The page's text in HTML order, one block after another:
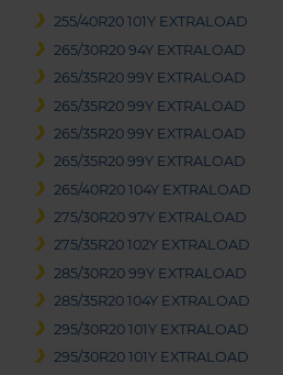
255/40R20 101Y EXTRALOAD
265/30R20 94Y EXTRALOAD
265/35R20 99Y EXTRALOAD
265/35R20 99Y EXTRALOAD
265/35R20 99Y EXTRALOAD
265/35R20 99Y EXTRALOAD
265/40R20 104Y EXTRALOAD
275/30R20 97Y EXTRALOAD
275/35R20 102Y EXTRALOAD
285/30R20 99Y EXTRALOAD
285/35R20 104Y EXTRALOAD
295/30R20 101Y EXTRALOAD
295/30R20 101Y EXTRALOAD